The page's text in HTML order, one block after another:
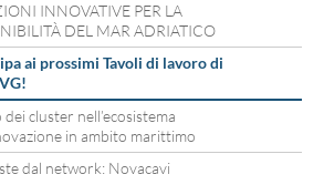
INNOVATIVE PER LA
DEL MAR ADRIATICO
ai prossimi Tavoli di lavoro di
cluster nell’ecosistema
in ambito marittimo
dal network: Novacavi